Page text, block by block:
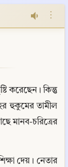
⋮
করেছেন। কিন্তু
হুকুমের তামীল
মানব-চরিত্রের
দেয়। নেতার